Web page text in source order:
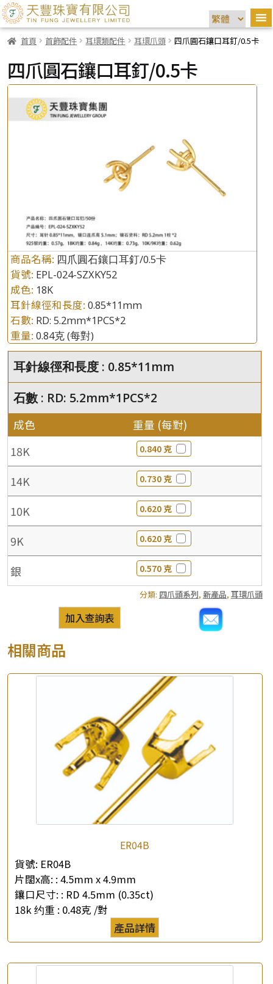
首頁 首飾配件 耳環類配件 耳環爪頭 四爪圓石鑲口耳釘/0.5卡
四爪圓石鑲口耳釘/0.5卡
產品查詢
*你的名字
*e-mail
商品名稱: 四爪圓石鑲口耳釘/0.5卡
貨號: EPL-024-SZXKY52
成色: 18K
耳針線徑和長度: 0.85*11mm
石數: RD: 5.2mm*1PCS*2
重量: 0.84克(每對)
耳針線徑和長度 : 0.85*11mm
石數 : RD: 5.2mm*1PCS*2
成色 重量 (每對)
18K 0.840 克
14K 0.730 克
10K 0.620 克
9K 0.620 克
銀 0.570 克
分類: 四爪頭系列, 新產品, 耳環爪頭
加入查詢表
相關商品
ER04B
貨號: ER04B
片闊x高: : 4.5mm x 4.9mm
鑲口尺寸: : RD 4.5mm (0.35ct)
18k 约重 : 0.48克 /對
產品詳情